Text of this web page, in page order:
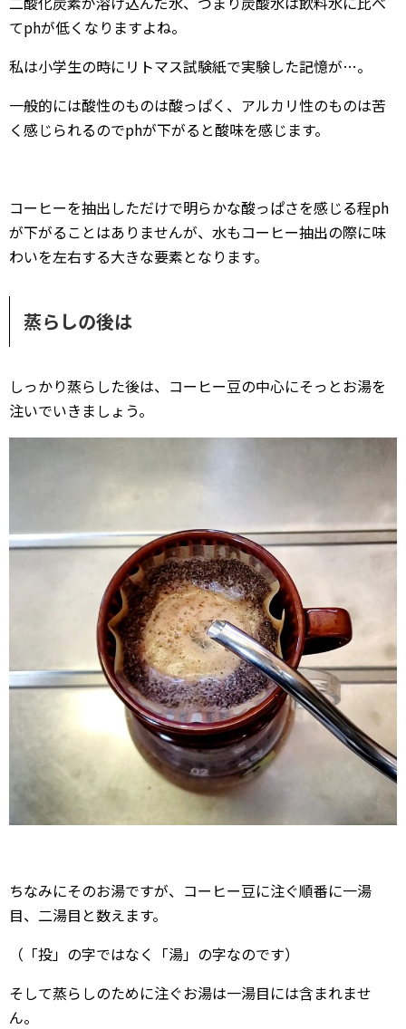
てphが低くなりますよね。
私は小学生の時にリトマス試験紙で実験した記憶が…。
一般的には酸性のものは酸っぱく、アルカリ性のものは苦
く感じられるのでphが下がると酸味を感じます。
コーヒーを抽出しただけで明らかな酸っぱさを感じる程ph
が下がることはありませんが、水もコーヒー抽出の際に味
わいを左右する大きな要素となります。
蒸らしの後は
しっかり蒸らした後は、コーヒー豆の中心にそっとお湯を
注いでいきましょう。
ちなみにそのお湯ですが、コーヒー豆に注ぐ順番に一湯
目、二湯目と数えます。
（「投」の字ではなく「湯」の字なのです）
そして蒸らしのために注ぐお湯は一湯目には含まれませ
ん。